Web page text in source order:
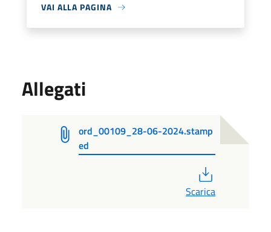
VAI ALLA PAGINA
Allegati
ord_00109_28-06-2024.stamp
ed
Scarica